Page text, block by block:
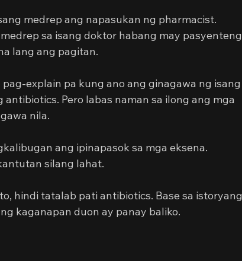
medrep ang napasukan ng pharmacist.
sa isang doktor habang may pasyenteng
lang ang pagitan.
explain pa kung ano ang ginagawa ng isang
Pero labas naman sa ilong ang mga
nila.
ang ipinapasok sa mga eksena.
silang lahat.
hindi tatalab pati antibiotics. Base sa istoryang
kaganapan duon ay panay baliko.